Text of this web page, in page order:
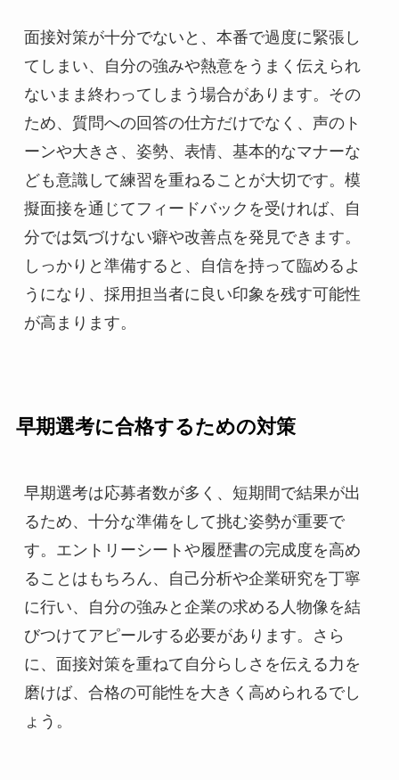
面接対策が十分でないと、本番で過度に緊張し
てしまい、自分の強みや熱意をうまく伝えられ
ないまま終わってしまう場合があります。その
ため、質問への回答の仕方だけでなく、声のト
ーンや大きさ、姿勢、表情、基本的なマナーな
ども意識して練習を重ねることが大切です。模
擬面接を通じてフィードバックを受ければ、自
分では気づけない癖や改善点を発見できます。
しっかりと準備すると、自信を持って臨めるよ
うになり、採用担当者に良い印象を残す可能性
が高まります。
早期選考に合格するための対策
早期選考は応募者数が多く、短期間で結果が出
るため、十分な準備をして挑む姿勢が重要で
す。エントリーシートや履歴書の完成度を高め
ることはもちろん、自己分析や企業研究を丁寧
に行い、自分の強みと企業の求める人物像を結
びつけてアピールする必要があります。さら
に、面接対策を重ねて自分らしさを伝える力を
磨けば、合格の可能性を大きく高められるでし
ょう。